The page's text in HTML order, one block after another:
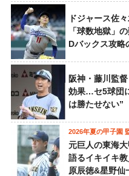
ドジャース佐
「球数地獄」
Dバックス攻略
阪神・藤川監
効果…セ5球団
は勝たせない”
2026年夏の甲子園
元巨人の東海
語るイキイキ
原辰徳&星野仙